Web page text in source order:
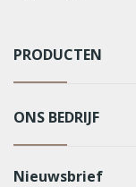
PRODUCTEN
ONS BEDRIJF
Nieuwsbrief